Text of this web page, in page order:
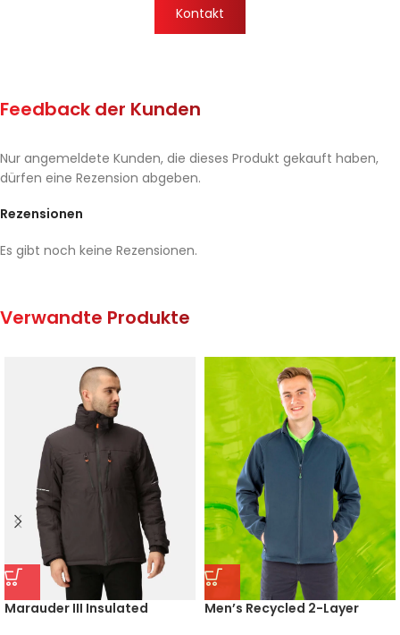
Kontakt
Feedback der Kunden
Rezensionen
Es gibt noch keine Rezensionen.
Nur angemeldete Kunden, die dieses Produkt gekauft haben,
dürfen eine Rezension abgeben.
Verwandte Produkte
Marauder III Insulated
Men’s Recycled 2-Layer